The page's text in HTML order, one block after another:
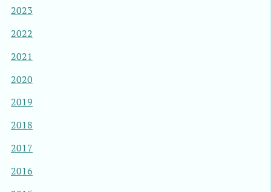
2023
2022
2021
2020
2019
2018
2017
2016